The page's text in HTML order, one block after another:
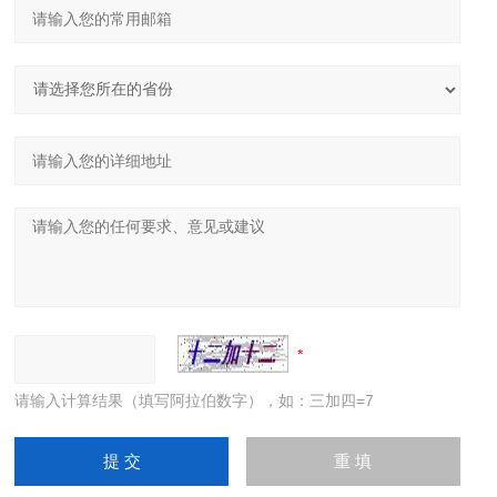
请输入计算结果（填写阿拉伯数字），如：三加四=7